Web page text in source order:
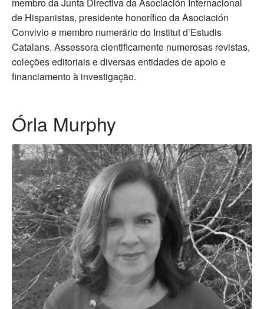
membro da Junta Directiva da Asociación Internacional
de Hispanistas, presidente honorífico da Asociación
Convivio e membro numerário do Institut d’Estudis
Catalans. Assessora cientificamente numerosas revistas,
coleções editoriais e diversas entidades de apoio e
financiamento à investigação.
Órla Murphy